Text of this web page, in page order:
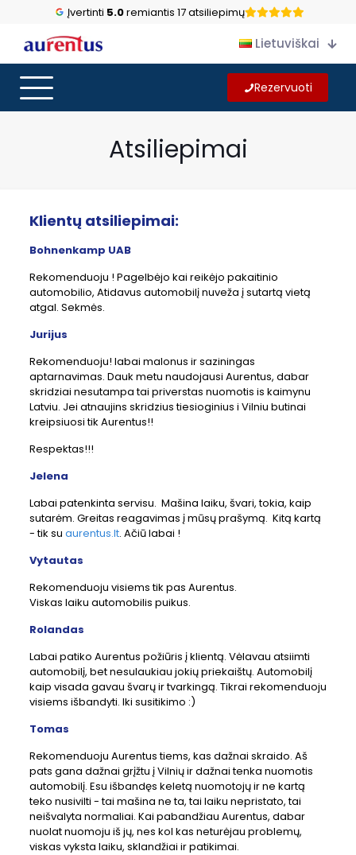
Įvertinti 5.0remiantis 17 atsiliepimų
Lietuviškai
Rezervuoti
Atsiliepimai
Klientų atsiliepimai:
Bohnenkamp UAB
Rekomenduoju ! Pagelbėjo kai reikėjo pakaitinio
automobilio, Atidavus automobilį nuveža į sutartą vietą
atgal. Sekmės.
Jurijus
Rekomenduoju! labai malonus ir saziningas
aptarnavimas. Dauk metu naudojausi Aurentus, dabar
skridziai nesutampa tai priverstas nuomotis is kaimynu
Latviu. Jei atnaujins skridzius tiesioginius i Vilniu butinai
kreipsiuosi tik Aurentus!!
Respektas!!!
Jelena
Labai patenkinta servisu. Mašina laiku, švari, tokia, kaip
sutarėm. Greitas reagavimas į mūsų prašymą. Kitą kartą
- tik su aurentus.lt. Ačiū labai !
Vytautas
Rekomenduoju visiems tik pas Aurentus.
Viskas laiku automobilis puikus.
Rolandas
Labai patiko Aurentus požiūris į klientą. Vėlavau atsiimti
automobilį, bet nesulaukiau jokių priekaištų. Automobilį
kaip visada gavau švarų ir tvarkingą. Tikrai rekomenduoju
visiems išbandyti. Iki susitikimo :)
Tomas
Rekomenduoju Aurentus tiems, kas dažnai skraido. Aš
pats gana dažnai grįžtu į Vilnių ir dažnai tenka nuomotis
automobilį. Esu išbandęs keletą nuomotojų ir ne kartą
teko nusivilti - tai mašina ne ta, tai laiku nepristato, tai
neišvalyta normaliai. Kai pabandžiau Aurentus, dabar
nuolat nuomoju iš jų, nes kol kas neturėjau problemų,
viskas vyksta laiku, sklandžiai ir patikimai.